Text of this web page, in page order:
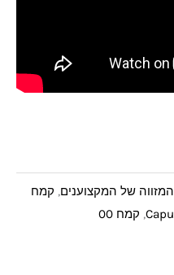
המזווה של המקצוענים, קמח
, קמח 00